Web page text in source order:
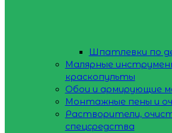
Шпатлевки по
Малярные
краскопульты
Обои и армирующие
Монтажные пены и
Растворители,
спецсредства